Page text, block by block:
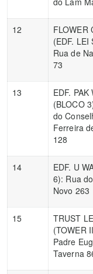
12
FLOWER
(EDF. LEI
Rua de
73
13
EDF. PAK
(BLOCO
do
Ferreira
128
14
EDF. U
6): Rua
Novo 263
15
TRUST
(TOWER
Padre
Taverna